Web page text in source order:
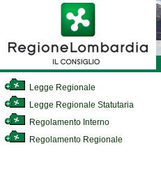
Legge Regionale
Legge Regionale Statutaria
Regolamento Interno
Regolamento Regionale